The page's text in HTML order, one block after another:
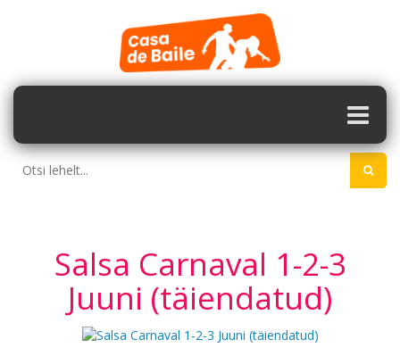
Salsa Carnaval 1-2-3
Juuni (täiendatud)